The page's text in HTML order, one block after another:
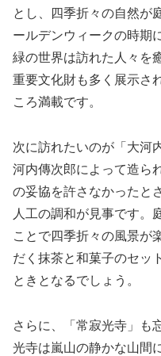
とし、四季折々の自然が
ールデンウィークの時期
緑の世界は訪れた人々を
重要文化財も多く展示さ
ころ満載です。
次に訪れたいのが「大河
河内傳次郎によって造ら
の妥協を許さなかったと
人工の調和が見事です。
ことで四季折々の風景が
だく抹茶と和菓子のセッ
ときとなるでしょう。
さらに、「常寂光寺」も
光寺は嵐山の静かな山間